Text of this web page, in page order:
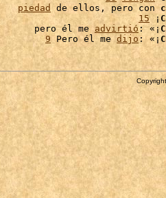
piedad de ellos, pero con
15 ¡
pero él me advirtió: «¡
9 Pero él me dijo : «¡